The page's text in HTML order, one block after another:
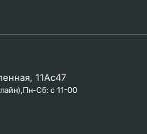
11Ас47
Сб: с 11-00